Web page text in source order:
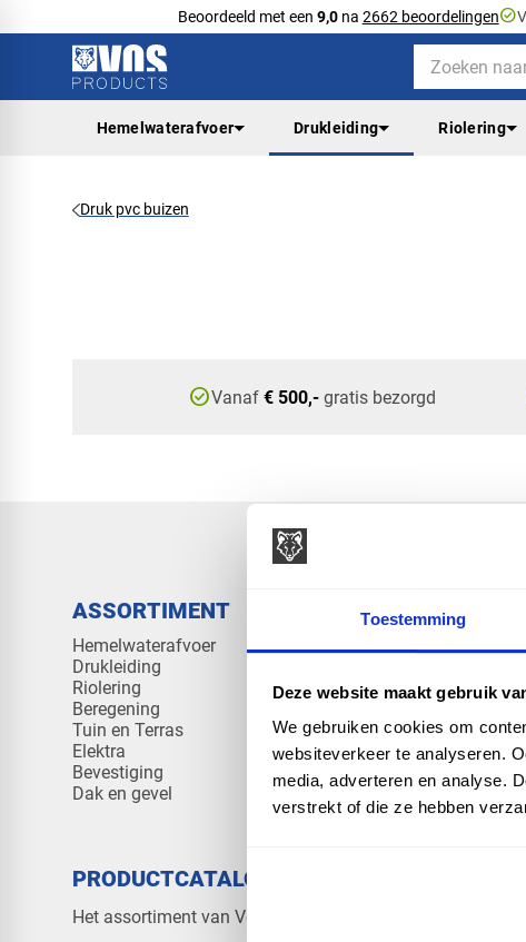
Toestemming
Deze website maakt gebruik
We gebruiken cookies om
websiteverkeer te analyseren.
media, adverteren en analyse.
verstrekt of die ze hebben
Beoordeeld met een 9,0na 2662 beoordelingencheck_circle
Hemelwaterafvoer Drukleiding Riolering
Druk pvc buizen
check_circleVanaf € 500,-gratis bezorgd
ASSORTIMENT
Hemelwaterafvoer
Drukleiding
Riolering
Beregening
Tuin en Terras
Elektra
Bevestiging
Dak en gevel
KENNIS EN
Klantenservice
Veelgestelde
PRODUCTCATALOGUS 2026
Het assortiment van Vos Products